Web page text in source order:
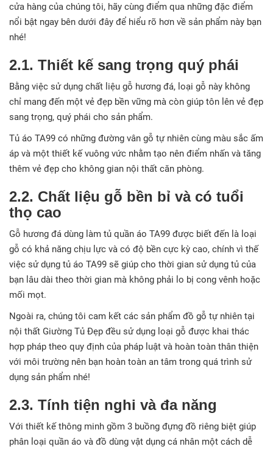
cửa hàng của chúng tôi, hãy cùng điểm qua những đặc điểm
nổi bật ngay bên dưới đây để hiểu rõ hơn về sản phẩm này bạn
nhé!
2.1. Thiết kế sang trọng quý phái
Bằng việc sử dụng chất liệu gỗ hương đá, loại gỗ này không
chỉ mang đến một vẻ đẹp bền vững mà còn giúp tôn lên vẻ đẹp
sang trọng, quý phái cho sản phẩm.
Tủ áo TA99 có những đường vân gỗ tự nhiên cùng màu sắc ấm
áp và một thiết kế vuông vức nhằm tạo nên điểm nhấn và tăng
thêm vẻ đẹp cho không gian nội thất căn phòng.
2.2. Chất liệu gỗ bền bỉ và có tuổi
thọ cao
Gỗ hương đá dùng làm tủ quần áo TA99 được biết đến là loại
gỗ có khả năng chịu lực và có độ bền cực kỳ cao, chính vì thế
việc sử dụng tủ áo TA99 sẽ giúp cho thời gian sử dụng tủ của
bạn lâu dài theo thời gian mà không phải lo bị cong vênh hoặc
mối mọt.
Ngoài ra, chúng tôi cam kết các sản phẩm đồ gỗ tự nhiên tại
nội thất Giường Tủ Đẹp đều sử dụng loại gỗ được khai thác
hợp pháp theo quy định của pháp luật và hoàn toàn thân thiện
với môi trường nên bạn hoàn toàn an tâm trong quá trình sử
dụng sản phẩm nhé!
2.3. Tính tiện nghi và đa năng
Với thiết kế thông minh gồm 3 buồng đựng đồ riêng biệt giúp
phân loại quần áo và đồ dùng vật dụng cá nhân một cách dễ